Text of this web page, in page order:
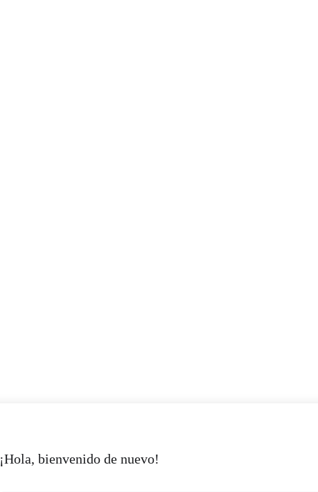
¡Hola, bienvenido de nuevo!